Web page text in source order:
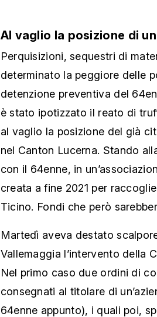
Al vaglio la posizione di
Perquisizioni, sequestri di
determinato la peggiore delle
detenzione preventiva del
è stato ipotizzato il reato di
al vaglio la posizione del già
nel Canton Lucerna. Stando
con il 64enne, in
creata a fine 2021 per
Ticino. Fondi che però
Martedì aveva destato
Vallemaggia l’intervento della
Nel primo caso due ordini di
consegnati al titolare di
64enne appunto), i quali poi,